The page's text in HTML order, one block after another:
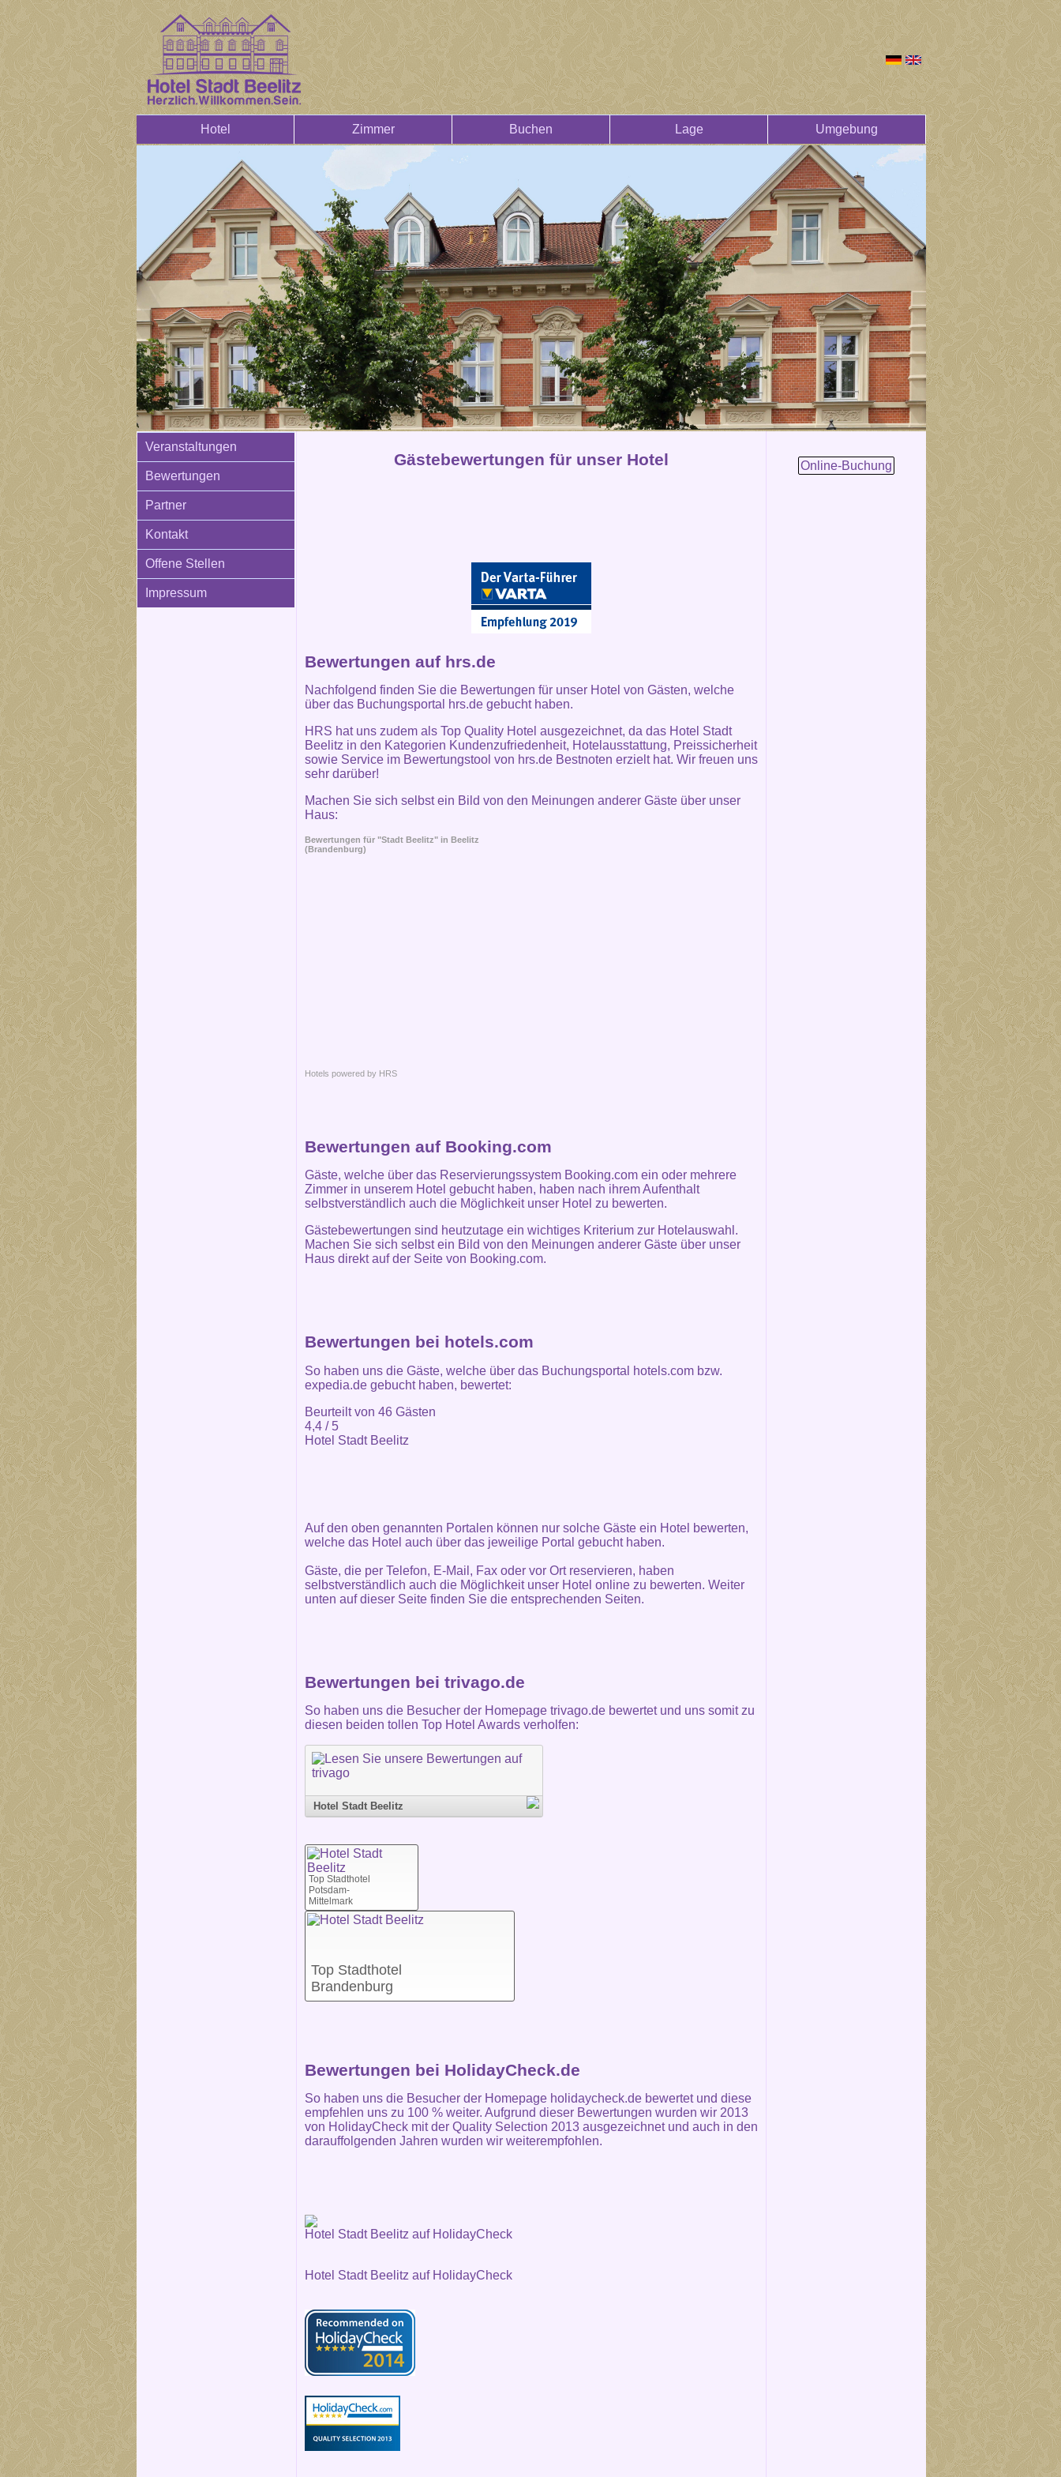
Hotel Zimmer Buchen Lage Umgebung
Veranstaltungen
Bewertungen
Partner
Kontakt
Offene Stellen
Impressum
Gästebewertungen für unser Hotel
Bewertungen auf hrs.de
Nachfolgend finden Sie die Bewertungen für unser Hotel von Gästen, welche
über das Buchungsportal hrs.de gebucht haben.
HRS hat uns zudem als Top Quality Hotel ausgezeichnet, da das Hotel Stadt
Beelitz in den Kategorien Kundenzufriedenheit, Hotelausstattung, Preissicherheit
sowie Service im Bewertungstool von hrs.de Bestnoten erzielt hat. Wir freuen uns
sehr darüber!
Machen Sie sich selbst ein Bild von den Meinungen anderer Gäste über unser
Haus:
Bewertungen für "Stadt Beelitz" in Beelitz
(Brandenburg)
Hotels powered by HRS
Bewertungen auf Booking.com
Gäste, welche über das Reservierungssystem Booking.com ein oder mehrere
Zimmer in unserem Hotel gebucht haben, haben nach ihrem Aufenthalt
selbstverständlich auch die Möglichkeit unser Hotel zu bewerten.
Gästebewertungen sind heutzutage ein wichtiges Kriterium zur Hotelauswahl.
Machen Sie sich selbst ein Bild von den Meinungen anderer Gäste über unser
Haus direkt auf der Seite von Booking.com.
Bewertungen bei hotels.com
So haben uns die Gäste, welche über das Buchungsportal hotels.com bzw.
expedia.de gebucht haben, bewertet:
Beurteilt von 46 Gästen
4,4 / 5
Hotel Stadt Beelitz
Auf den oben genannten Portalen können nur solche Gäste ein Hotel bewerten,
welche das Hotel auch über das jeweilige Portal gebucht haben.
Gäste, die per Telefon, E-Mail, Fax oder vor Ort reservieren, haben
selbstverständlich auch die Möglichkeit unser Hotel online zu bewerten. Weiter
unten auf dieser Seite finden Sie die entsprechenden Seiten.
Bewertungen bei trivago.de
So haben uns die Besucher der Homepage trivago.de bewertet und uns somit zu
diesen beiden tollen Top Hotel Awards verholfen:
Hotel Stadt Beelitz
Top Stadthotel
Potsdam-
Mittelmark
Top Stadthotel
Brandenburg
Bewertungen bei HolidayCheck.de
So haben uns die Besucher der Homepage holidaycheck.de bewertet und diese
empfehlen uns zu 100 % weiter. Aufgrund dieser Bewertungen wurden wir 2013
von HolidayCheck mit der Quality Selection 2013 ausgezeichnet und auch in den
darauffolgenden Jahren wurden wir weiterempfohlen.
Hotel Stadt Beelitz auf HolidayCheck
Hotel Stadt Beelitz auf HolidayCheck
Online-Buchung